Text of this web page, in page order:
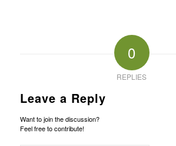
0
REPLIES
Leave a Reply
Want to join the discussion?
Feel free to contribute!